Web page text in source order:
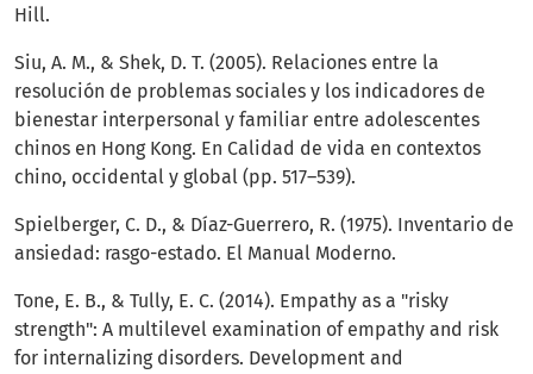
Hill.
Siu, A. M., & Shek, D. T. (2005). Relaciones entre la
resolución de problemas sociales y los indicadores de
bienestar interpersonal y familiar entre adolescentes
chinos en Hong Kong. En Calidad de vida en contextos
chino, occidental y global (pp. 517–539).
Spielberger, C. D., & Díaz-Guerrero, R. (1975). Inventario de
ansiedad: rasgo-estado. El Manual Moderno.
Tone, E. B., & Tully, E. C. (2014). Empathy as a "risky
strength": A multilevel examination of empathy and risk
for internalizing disorders. Development and